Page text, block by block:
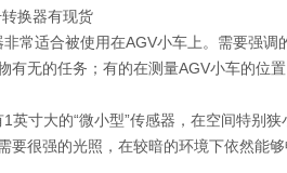
换器有现货
常适合被使用在AGV小车上。需要强
有无的任务；有的在测量AGV小车的位
英寸大的“微小型”传感器，在空间特别
要很强的光照，在较暗的环境下依然能